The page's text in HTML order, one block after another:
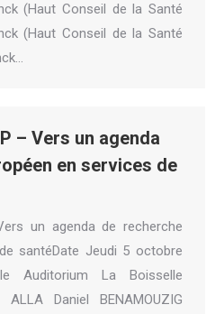
(Haut Conseil de la Santé
(Haut Conseil de la Santé
– Vers un agenda
en services de
un agenda de recherche
santéDate Jeudi 5 octobre
Auditorium La Boisselle
Daniel BENAMOUZIG